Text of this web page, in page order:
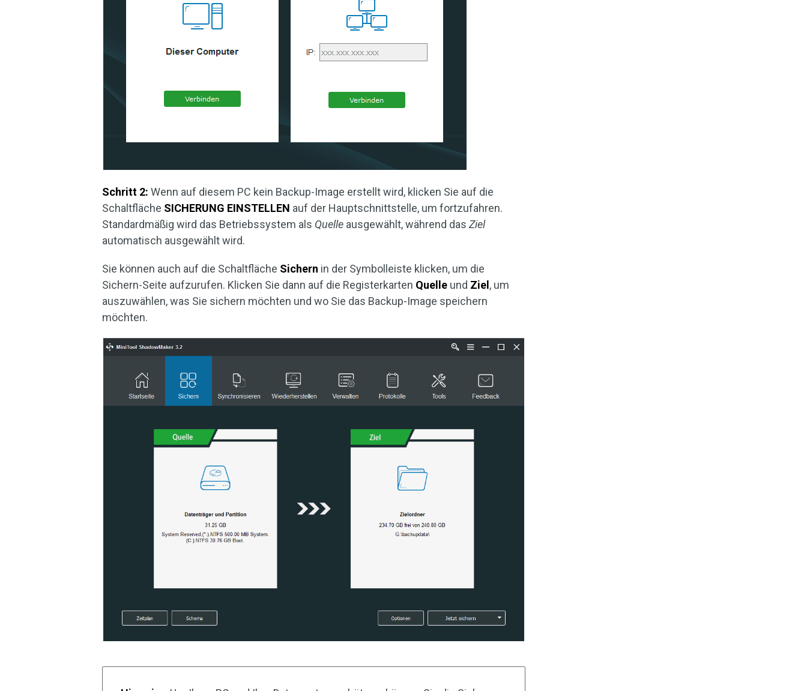
Schritt 2: Wenn auf diesem PC kein Backup-Image erstellt wird, klicken Sie auf die
Schaltfläche SICHERUNG EINSTELLEN auf der Hauptschnittstelle, um fortzufahren.
Standardmäßig wird das Betriebssystem als Quelle ausgewählt, während dasZiel
automatisch ausgewählt wird.
Sie können auch auf die Schaltfläche Sichern in der Symbolleiste klicken, um die
Sichern-Seite aufzurufen. Klicken Sie dann auf die Registerkarten Quelle und Ziel , um
auszuwählen, was Sie sichern möchten und wo Sie das Backup-Image speichern
möchten.